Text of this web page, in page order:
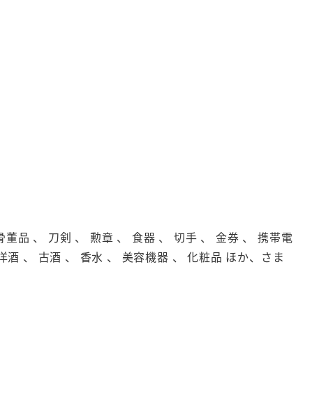
品 、 刀剣 、 勲章 、 食器 、 切手 、 金券 、 携帯電
、 古酒 、 香水 、 美容機器 、 化粧品 ほか、さま